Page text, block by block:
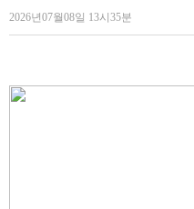
2026년07월08일 13시35분